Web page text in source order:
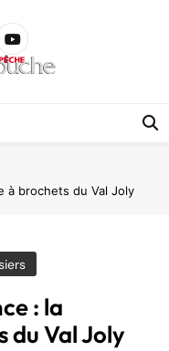
à brochets du Val Joly
: la
du Val Joly